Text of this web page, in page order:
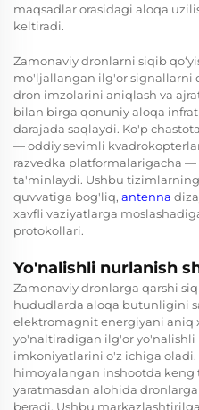
maqsadlar orasidagi aloqa
keltiradi.
Zamonaviy dronlarni siqib
mo'ljallangan ilg'or signallarni
dron imzolarini aniqlash va
bilan birga qonuniy aloqa
darajada saqlaydi. Ko'p
— oddiy sevimli
razvedka platformalarigacha
ta'minlaydi. Ushbu
quvvatiga bog'liq, antenna
xavfli vaziyatlarga
protokollari.
Yo'nalishli nurlanish
Zamonaviy dronlarga qarshi
hududlarda aloqa butunligini
elektromagnit energiyani aniq
yo'naltiradigan ilg'or
imkoniyatlarini o'z ichiga
himoyalangan inshootda
yaratmasdan alohida
beradi. Ushbu